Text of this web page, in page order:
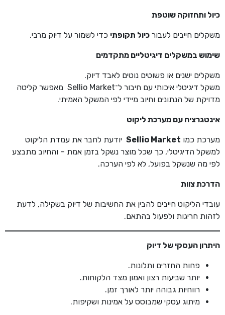
כיול ותחזוקה שוטפת
משקלים חייבים לעבור כיול תקופתי כדי לשמור על דיוק מרבי.
שימוש במשקלים דיגיטליים מתקדמים
משקלים ישנים או פשוטים נוטים לאבד דיוק.
משקל דיגיטלי איכותי עם חיבור ל־Sellio Market מאפשר קליטה
מדויקת של הנתונים וחיוב מיידי לפי המשקל האמיתי.
אינטגרציה עם מערכת ליקוט
מערכת כמו Sellio Market יודעת לחבר את עמדת הליקוט
למשקל הדיגיטלי, כך שכל מוצר נשקל בזמן אמת – והחיוב מתבצע
לפי מה שנשקל בפועל, לא לפי הערכה.
הדרכת צוות
עובדי הליקוט חייבים להבין את החשיבות של דיוק בשקילה, לדעת
לזהות חריגות ולפעול בהתאם.
היתרון העסקי של דיוק
פחות החזרים ותלונות.
יותר שביעות רצון ואמון מצד הלקוחות.
רווחיות גבוהה יותר לאורך זמן.
מיתוג עסקי שמבוסס על אמינות ושקיפות.